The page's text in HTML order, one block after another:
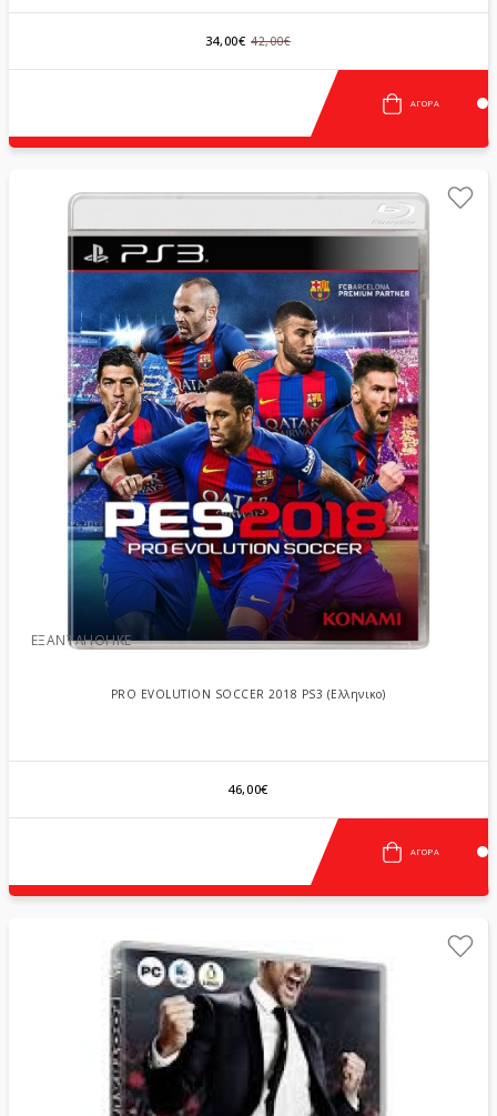
34,00€ 42,00€
ΑΓΟΡΆ
ΕΞΑΝΤΛΉΘΗΚΕ
PRO EVOLUTION SOCCER 2018 PS3 (Ελληνικο)
46,00€
ΑΓΟΡΆ